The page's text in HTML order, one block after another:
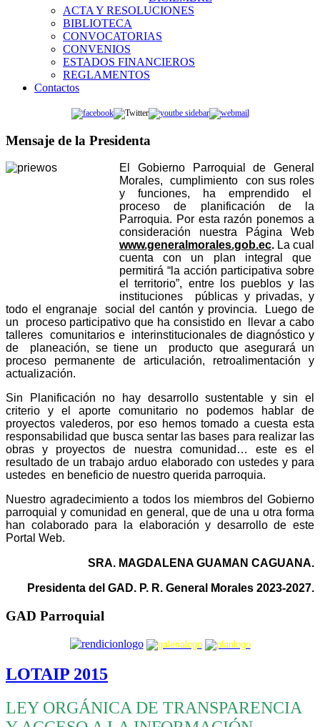
ACTA Y RESOLUCIONES
BIBLIOTECA
CONVOCATORIAS
CONVENIOS
ESTADOS FINANCIEROS
REGLAMENTOS
Contactos
Mensaje de la Presidenta
El Gobierno Parroquial de General
Morales, cumplimiento con sus roles
y funciones, ha emprendido el
proceso de planificación de la
Parroquia. Por esta razón ponemos a
consideración nuestra Página Web
www.generalmorales.gob.ec. La cual
cuenta con un plan integral que
permitirá “la acción participativa sobre
el territorio”, entre los pueblos y las
instituciones públicas y privadas, y
todo el engranaje social del cantón y provincia. Luego de
un proceso participativo que ha consistido en llevar a cabo
talleres comunitarios e interinstitucionales de diagnóstico y
de planeación, se tiene un producto que asegurará un
proceso permanente de articulación, retroalimentación y
actualización.
Sin Planificación no hay desarrollo sustentable y sin el
criterio y el aporte comunitario no podemos hablar de
proyectos valederos, por eso hemos tomado a cuesta esta
responsabilidad que busca sentar las bases para realizar las
obras y proyectos de nuestra comunidad… este es el
resultado de un trabajo arduo elaborado con ustedes y para
ustedes en beneficio de nuestro querida parroquia.
Nuestro agradecimiento a todos los miembros del Gobierno
parroquial y comunidad en general, que de una u otra forma
han colaborado para la elaboración y desarrollo de este
Portal Web.
SRA. MAGDALENA GUAMAN CAGUANA.
Presidenta del GAD. P. R. General Morales 2023-2027.
GAD Parroquial
LOTAIP 2015
LEY ORGÁNICA DE TRANSPARENCIA